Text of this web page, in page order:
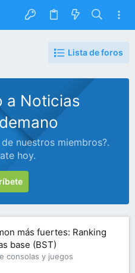
Lista de foros
a Noticias
nuestros miembros?.
hoy.
más fuertes: Ranking
base (BST)
consolas y juegos